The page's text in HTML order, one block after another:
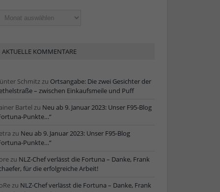
AKTUELLE KOMMENTARE
Schmitzzu Ortsangabe: Die zwei Gesichter der
– zwischen Einkaufsmeile und Puff
Bartel zu Neu ab 9. Januar 2023: Unser F95-Blog
Punkte…“
zu Neu ab 9. Januar 2023: Unser F95-Blog
Punkte…“
zu NLZ-Chef verlässt die Fortuna – Danke, Frank
für die erfolgreiche Arbeit!
zu NLZ-Chef verlässt die Fortuna – Danke, Frank